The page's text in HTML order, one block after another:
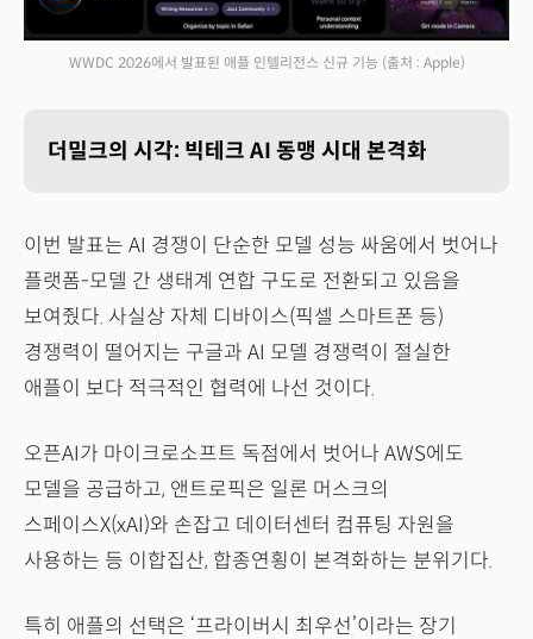
WWDC 2026에서 발표된 애플 인텔리전스 신규 기능 (출처 : Apple)
더밀크의 시각: 빅테크 AI 동맹 시대 본격화
이번 발표는 AI 경쟁이 단순한 모델 성능 싸움에서 벗어나
플랫폼-모델 간 생태계 연합 구도로 전환되고 있음을
보여줬다. 사실상 자체 디바이스(픽셀 스마트폰 등)
경쟁력이 떨어지는 구글과 AI 모델 경쟁력이 절실한
애플이 보다 적극적인 협력에 나선 것이다.
오픈AI가 마이크로소프트 독점에서 벗어나 AWS에도
모델을 공급하고, 앤트로픽은 일론 머스크의
스페이스X(xAI)와 손잡고 데이터센터 컴퓨팅 자원을
사용하는 등 이합집산, 합종연횡이 본격화하는 분위기다.
특히 애플의 선택은 ‘프라이버시 최우선’이라는 장기